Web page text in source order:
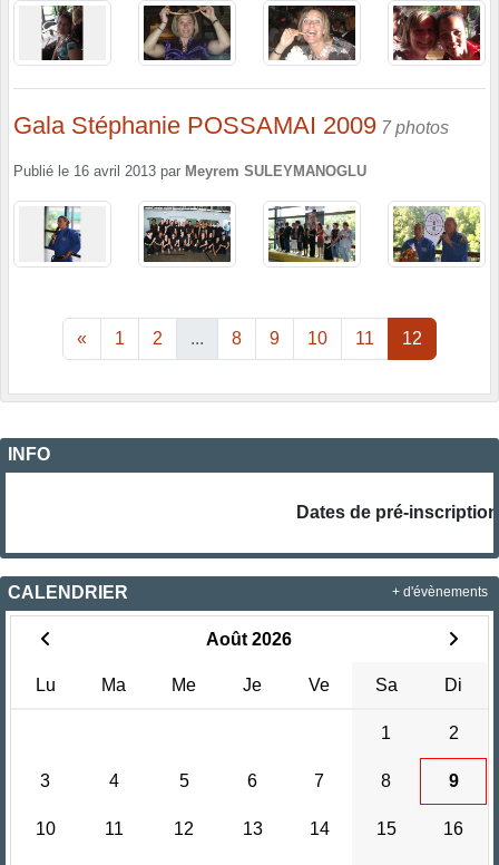
Gala Stéphanie POSSAMAI 2009 7 photos
Publié le 16 avril 2013 par Meyrem SULEYMANOGLU
« 1 2 ... 8 9 10 11 12
INFO
Dates de pré-
CALENDRIER
Août 2026
Lu Ma Me Je Ve Sa Di
1 2
3 4 5 6 7 8 9
10 11 12 13 14 15 16
+ d'évènements